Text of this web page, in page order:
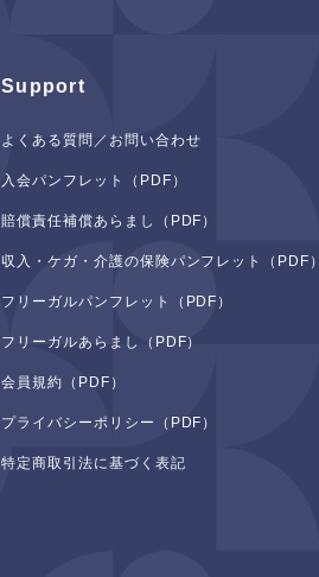
Support
よくある質問／お問い合わせ
入会パンフレット（PDF）
賠償責任補償あらまし（PDF）
収入・ケガ・介護の保険パンフレット（PDF）
フリーガルパンフレット（PDF）
フリーガルあらまし（PDF）
会員規約（PDF）
プライバシーポリシー（PDF）
特定商取引法に基づく表記